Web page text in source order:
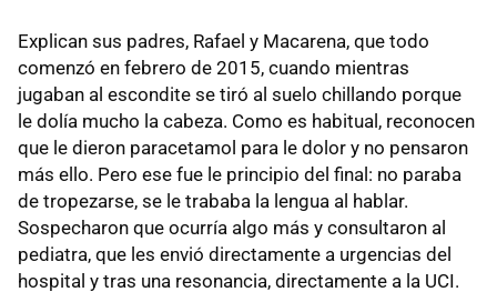
Explican sus padres, Rafael y Macarena, que todo
comenzó en febrero de 2015, cuando mientras
jugaban al escondite se tiró al suelo chillando porque
le dolía mucho la cabeza. Como es habitual, reconocen
que le dieron paracetamol para le dolor y no pensaron
más ello. Pero ese fue le principio del final: no paraba
de tropezarse, se le trababa la lengua al hablar.
Sospecharon que ocurría algo más y consultaron al
pediatra, que les envió directamente a urgencias del
hospital y tras una resonancia, directamente a la UCI.